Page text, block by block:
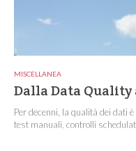
MISCELLANEA
Dalla Data
Per decenni, la qualità dei dati
test manuali, controlli